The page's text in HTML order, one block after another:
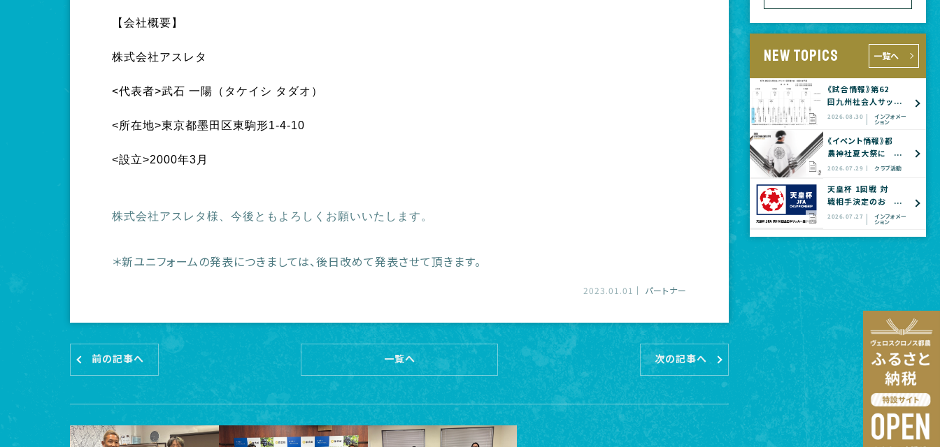
【会社概要】
株式会社アスレタ
<代表者>武石 一陽（タケイシ タダオ）
<所在地>東京都墨田区東駒形1-4-10
<設立>2000年3月
株式会社アスレタ様、今後ともよろしくお願いいたします。
＊新ユニフォームの発表につきましては、後日改めて発表させて頂きます。
2023.01.01 パートナー
前の記事へ 一覧へ 次の記事へ
NEW TOPICS 一覧へ
《試合情報》第62
回九州社会人サッ
カー選手権大会
全国大会予選
2026.08.30 インフォメー
ション
《イベント情報》都
農神社夏大祭に
てヴェロスクロノ
ズショップ出店の
お知らせ
2026.07.29 クラブ活動
天皇杯 1回戦 対
戦相手決定のお
知らせ
2026.07.27 インフォメー
ション